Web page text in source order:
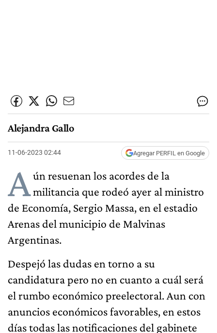
Alejandra Gallo
11-06-2023 02:44 Agregar PERFIL en Google
Aún resuenan los acordes de la
militancia que rodeó ayer al ministro
de Economía, Sergio Massa, en el estadio
Arenas del municipio de Malvinas
Argentinas.
Despejó las dudas en torno a su
candidatura pero no en cuanto a cuál será
el rumbo económico preelectoral. Aun con
anuncios económicos favorables, en estos
días todas las notificaciones del gabinete